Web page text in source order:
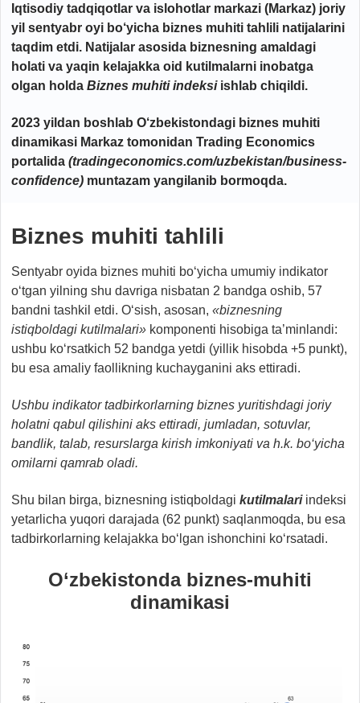
Iqtisodiy tadqiqotlar va islohotlar markazi (Markaz) joriy
yil sentyabr oyi bo‘yicha biznes muhiti tahlili natijalarini
taqdim etdi. Natijalar asosida biznesning amaldagi
holati va yaqin kelajakka oid kutilmalarni inobatga
olgan holda Biznes muhiti indeksiishlab chiqildi.
2023 yildan boshlab O‘zbekistondagi biznes muhiti
dinamikasi Markaz tomonidan Trading Economics
portalida (tradingeconomics.com/uzbekistan/business-
confidence) muntazam yangilanib bormoqda.
Biznes muhiti tahlili
Sentyabr oyida biznes muhiti bo‘yicha umumiy indikator
o‘tgan yilning shu davriga nisbatan 2 bandga oshib, 57
bandni tashkil etdi. O‘sish, asosan, «biznesning
istiqboldagi kutilmalari» komponenti hisobiga ta’minlandi:
ushbu ko‘rsatkich 52 bandga yetdi (yillik hisobda +5 punkt),
bu esa amaliy faollikning kuchayganini aks ettiradi.
Ushbu indikator tadbirkorlarning biznes yuritishdagi joriy
holatni qabul qilishini aks ettiradi, jumladan, sotuvlar,
bandlik, talab, resurslarga kirish imkoniyati va h.k. bo‘yicha
omilarni qamrab oladi.
Shu bilan birga, biznesning istiqboldagi kutilmalariindeksi
yetarlicha yuqori darajada (62 punkt) saqlanmoqda, bu esa
tadbirkorlarning kelajakka bo‘lgan ishonchini ko‘rsatadi.
O‘zbekistonda biznes-muhiti
dinamikasi